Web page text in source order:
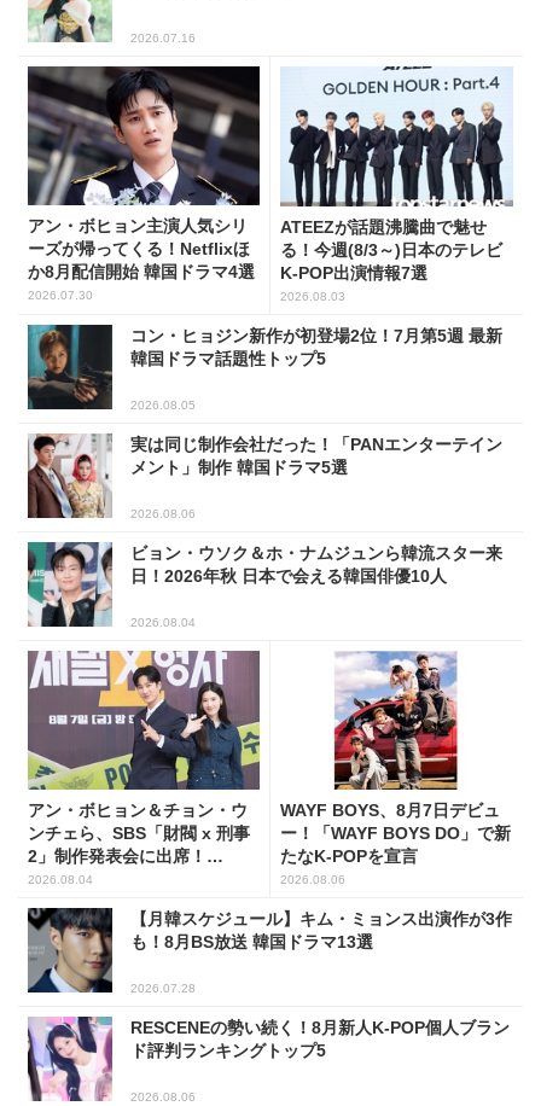
2026.07.16
アン・ボヒョン主演人気シリ
ーズが帰ってくる！Netflixほ
か8月配信開始 韓国ドラマ4選
2026.07.30
ATEEZが話題沸騰曲で魅せ
る！今週(8/3～)日本のテレビ
K-POP出演情報7選
2026.08.03
コン・ヒョジン新作が初登場2位！7月第5週 最新
韓国ドラマ話題性トップ5
2026.08.05
実は同じ制作会社だった！「PANエンターテイン
メント」制作 韓国ドラマ5選
2026.08.06
ビョン・ウソク＆ホ・ナムジュンら韓流スター来
日！2026年秋 日本で会える韓国俳優10人
2026.08.04
アン・ボヒョン＆チョン・ウ
ンチェら、SBS「財閥 x 刑事
2」制作発表会に出席！
(PHOTO7枚)
2026.08.04
WAYF BOYS、8月7日デビュ
ー！「WAYF BOYS DO」で新
たなK-POPを宣言
2026.08.06
【月韓スケジュール】キム・ミョンス出演作が3作
も！8月BS放送 韓国ドラマ13選
2026.07.28
RESCENEの勢い続く！8月新人K-POP個人ブラン
ド評判ランキングトップ5
2026.08.06